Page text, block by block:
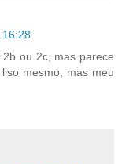
ou 2c, mas parece
mesmo, mas meu